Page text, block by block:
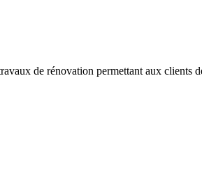
de rénovation permettant aux clients